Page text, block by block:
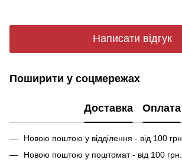
Написати відгук
Поширити у соцмережах
Доставка Оплата
Новою поштою у відділення - від 100 грн.
Новою поштою у поштомат - від 100 грн.